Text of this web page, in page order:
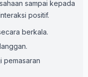
sampai kepada
positif.
berkala.
pemasaran